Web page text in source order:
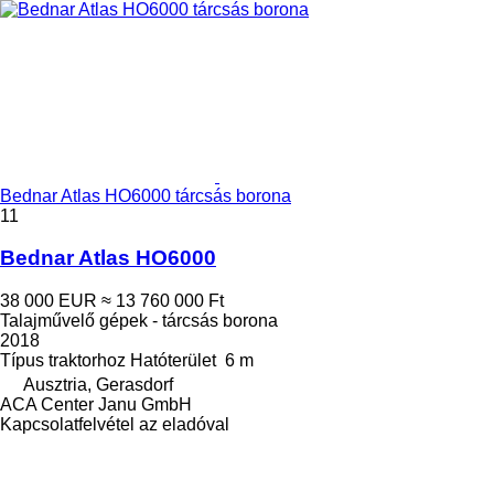
Bednar Atlas HO6000 tárcsás borona
11
Bednar Atlas HO6000
38 000 EUR ≈ 13 760 000 Ft
Talajművelő gépek - tárcsás borona
2018
Típus traktorhoz Hatóterület 6 m
Ausztria, Gerasdorf
ACA Center Janu GmbH
Kapcsolatfelvétel az eladóval